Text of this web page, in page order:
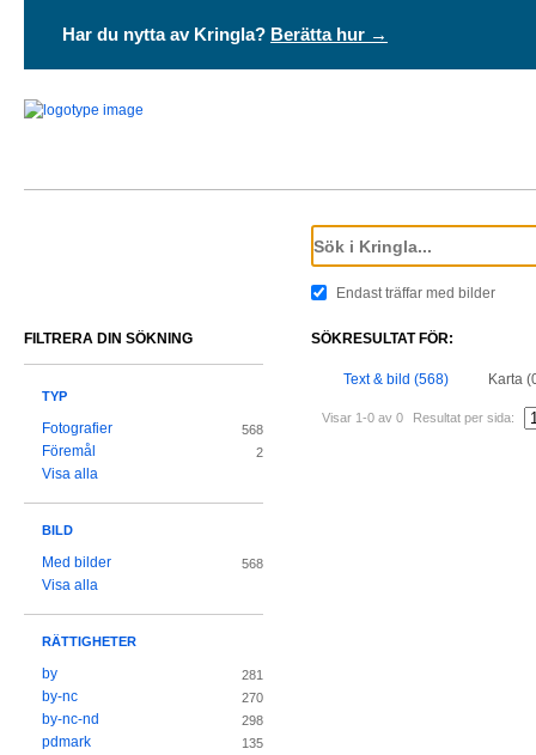
Har du nytta av Kringla? Berätta hur →
Endast träffar med bilder
SÖKRESULTAT FÖR:
Text & bild (568) Karta
Visar 1-0 av 0 Resultat per sida:
FILTRERA DIN SÖKNING
TYP
Fotografier 568
Föremål 2
Visa alla
BILD
Med bilder 568
Visa alla
RÄTTIGHETER
by 281
by-nc 270
by-nc-nd 298
pdmark 135